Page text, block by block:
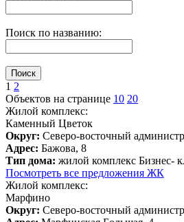
Поиск по названию:
1 2
Объектов на странице 10 20
Жилой комплекс:
Каменный Цветок
Округ: Северо-восточный
Адрес: Бажова, 8
Тип дома: жилой комплекс Бизнес-
Посмотреть все предложения ЖК
Жилой комплекс:
Марфино
Округ: Северо-восточный